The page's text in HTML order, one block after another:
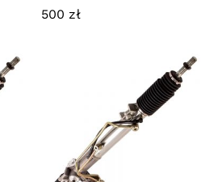
500 zł